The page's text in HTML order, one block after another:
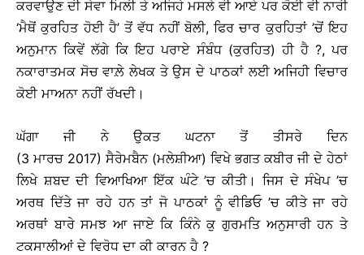
ਕਰਵਾਉਣ ਦੀ ਸੇਵਾ ਮਿਲੀ ਤੇ ਅਜਿਹੇ ਮਸਲੇ ਵੀ ਆਏ ਪਰ ਕੋਈ ਵੀ ਨਾਰੀ
‘ਮੈਥੋਂ ਕੁਰਹਿਤ ਹੋਈ ਹੈ’ ਤੋਂ ਵੱਧ ਨਹੀਂ ਬੋਲੀ, ਫਿਰ ਚਾਰ ਕੁਰਹਿਤਾਂ ’ਚੋਂ ਇਹ
ਅਨੁਮਾਨ ਕਿਵੇਂ ਲੱਗੇ ਕਿ ਇਹ ਪਰਾਏ ਸੰਬੰਧ (ਕੁਰਹਿਤ) ਹੀ ਹੈ ?, ਪਰ
ਨਕਾਰਾਤਮਕ ਸੋਚ ਵਾਲ਼ੇ ਲੇਖਕ ਤੇ ਉਸ ਦੇ ਪਾਠਕਾਂ ਲਈ ਅਜਿਹੀ ਵਿਚਾਰ
ਕੋਈ ਮਾਅਨਾ ਨਹੀਂ ਰੱਖਦੀ।
ਘੱਗਾ ਜੀ ਨੇ ਉਕਤ ਘਟਨਾ ਤੋਂ ਤੀਸਰੇ ਦਿਨ
(3 ਮਾਰਚ 2017) ਸੈਰੇਮਬੈਨ (ਮਲੇਸ਼ੀਆ) ਵਿਖੇ ਭਗਤ ਕਬੀਰ ਜੀ ਦੇ ਹੇਠਾਂ
ਲਿਖੇ ਸ਼ਬਦ ਦੀ ਵਿਆਖਿਆ ਇੱਕ ਘੰਟੇ ’ਚ ਕੀਤੀ। ਜਿਸ ਦੇ ਸੰਖੇਪ ’ਚ
ਅਰਥ ਦਿੱਤੇ ਜਾ ਰਹੇ ਹਨ ਤਾਂ ਜੋ ਪਾਠਕਾਂ ਨੂੰ ਵੀਡਿਓ ’ਚ ਕੀਤੇ ਜਾ ਰਹੇ
ਅਰਥਾਂ ਬਾਰੇ ਸਮਝ ਆ ਜਾਏ ਕਿ ਕਿੰਨੇ ਕੁ ਗੁਰਮਤਿ ਅਨੁਸਾਰੀ ਹਨ ਤੇ
ਟਕਸਾਲੀਆਂ ਦੇ ਵਿਰੋਧ ਦਾ ਕੀ ਕਾਰਨ ਹੈ ?